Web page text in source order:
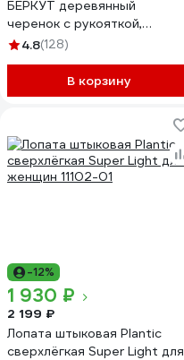
БЕРКУТ деревянный
черенок с рукояткой,
Профессионал 4-39507_z02
4.8(128)
В корзину
-12%
1 930 ₽
2 199 ₽
Лопата штыковая Plantic
сверхлёгкая Super Light для